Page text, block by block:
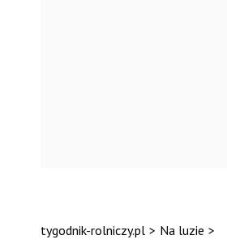
tygodnik-rolniczy.pl > Na luzie >